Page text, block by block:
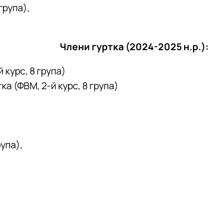
Члени гуртка (2024-2025 н.р.):
8 група)
(ФВМ, 2-й курс, 8 група)